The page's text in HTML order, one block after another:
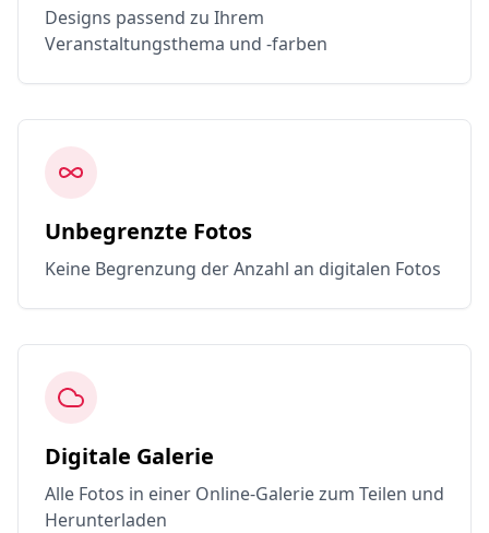
Designs passend zu Ihrem
Veranstaltungsthema und -farben
Unbegrenzte Fotos
Keine Begrenzung der Anzahl an digitalen Fotos
Digitale Galerie
Alle Fotos in einer Online-Galerie zum Teilen und
Herunterladen